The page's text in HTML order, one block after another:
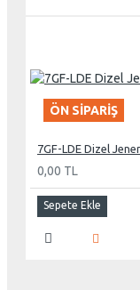
ÖN SIPARIŞ
7GF-LDE Dizel
0,00 TL
Sepete Ekle